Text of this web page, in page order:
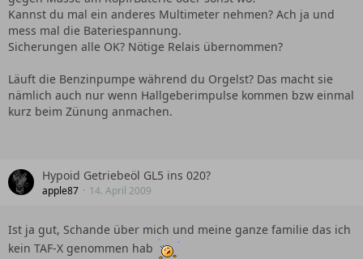
Kannst du mal ein anderes Multimeter nehmen? Ach ja und
mess mal die Bateriespannung.
Sicherungen alle OK? Nötige Relais übernommen?
Läuft die Benzinpumpe während du Orgelst? Das macht sie
nämlich auch nur wenn Hallgeberimpulse kommen bzw einmal
kurz beim Zünung anmachen.
Hypoid Getriebeöl GL5 ins 020?
apple87 14. April 2009
Ist ja gut, Schande über mich und meine ganze familie das ich
kein TAF-X genommen hab